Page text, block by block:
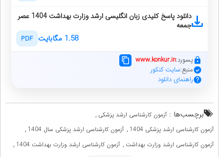
دانلود پاسخ کلیدی زبان انگلیسی ارشد وزارت بهداشت 1404 عصر
جمعه
1.58 مگابایت PDF
منبع:سایت کنکور
پسورد:www.konkur.in
راهنمای دانلود
برچسب‌ها : آزمون کارشناسی ارشد پزشکی ,
آزمون کارشناسی ارشد پزشکی 1404 , آزمون کارشناسی ارشد پزشکی سال 1404 ,
آزمون کارشناسی ارشد وزارت بهداشت , آزمون کارشناسی ارشد وزارت بهداشت 1404 ,